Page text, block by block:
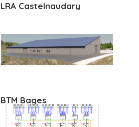
LRA Castelnaudary
BTM Bages